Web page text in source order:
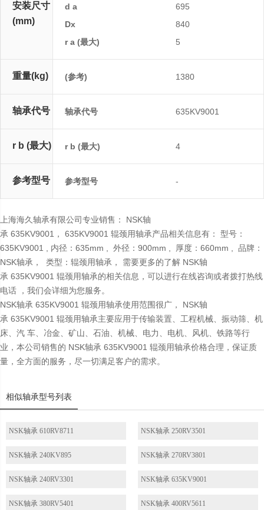
安装尺寸
(mm)
d a
695
Dx
840
r a (最大)
5
重量(kg) (参考) 1380
轴承代号 轴承代号 635KV9001
r b (最大) r b (最大) 4
参考型号 参考型号 -
上海海久轴承有限公司专业销售： NSK轴
承 635KV9001， 635KV9001 辊颈用轴承产品相关信息有： 型号：
635KV9001 , 内径：635mm , 外径：900mm , 厚度：660mm , 品牌：
NSK轴承， 类型：辊颈用轴承， 需要更多的了解 NSK轴
承 635KV9001 辊颈用轴承的相关信息，可以进行在线咨询或者拨打热线
电话 ，我们会详细为您服务。
NSK轴承 635KV9001 辊颈用轴承使用范围很广， NSK轴
承 635KV9001 辊颈用轴承主要应用于传输装置、工程机械、振动筛、机
床、汽 车、冶金、矿山、石油、机械、电力、电机、风机、铁路等行
业，本公司销售的 NSK轴承 635KV9001 辊颈用轴承价格合理，保证质
量，全方面的服务，尽一切满足客户的需求。
相似轴承型号列表
NSK轴承 610RV8711 NSK轴承 250RV3501
NSK轴承 240KV895 NSK轴承 270RV3801
NSK轴承 240RV3301 NSK轴承 635KV9001
NSK轴承 380RV5401 NSK轴承 400RV5611